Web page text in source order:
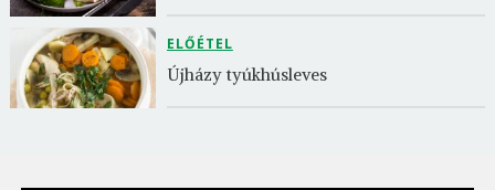
ELŐÉTEL
Újházy tyúkhúsleves